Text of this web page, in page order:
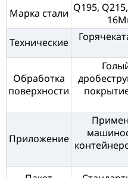
Марка стали Q195,
Технические
Обработка
поверхности
Приложение